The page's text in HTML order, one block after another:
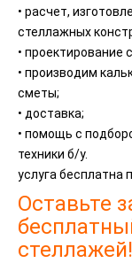
• расчет,
стеллажных
•
• производим
сметы;
• доставка;
• помощь с
техники б/у.
услуга бесплатна
Оставьте
стеллажей!